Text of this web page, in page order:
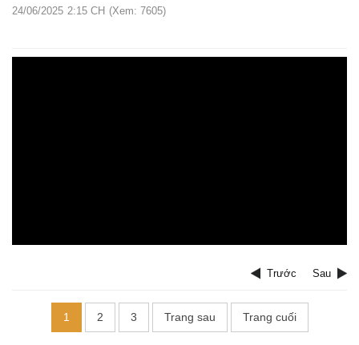
24/06/2025 2:15 CH (Xem: 7605)
Trước Sau
1 2 3 Trang sau Trang cuối